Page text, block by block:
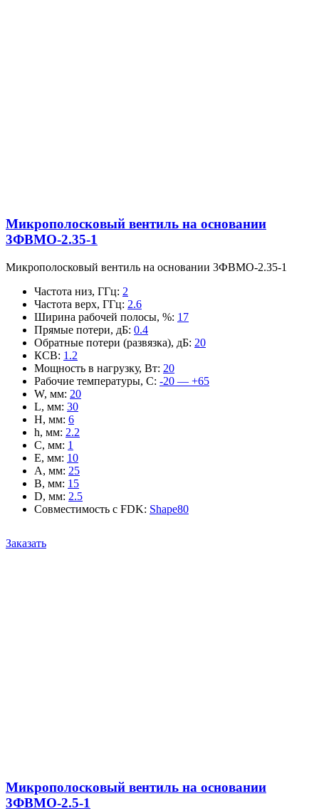
Микрополосковый вентиль на основании
3ФВМO-2.35-1
Микрополосковый вентиль на основании 3ФВМO-2.35-1
Частота низ, ГГц: 2
Частота верх, ГГц: 2.6
Ширина рабочей полосы, %: 17
Прямые потери, дБ: 0.4
Обратные потери (развязка), дБ: 20
КСВ: 1.2
Мощность в нагрузку, Вт: 20
Рабочие температуры, С: -20 — +65
W, мм: 20
L, мм: 30
H, мм: 6
h, мм: 2.2
C, мм: 1
E, мм: 10
A, мм: 25
B, мм: 15
D, мм: 2.5
Совместимость с FDK: Shape80
Заказать
Микрополосковый вентиль на основании
3ФВМO-2.5-1